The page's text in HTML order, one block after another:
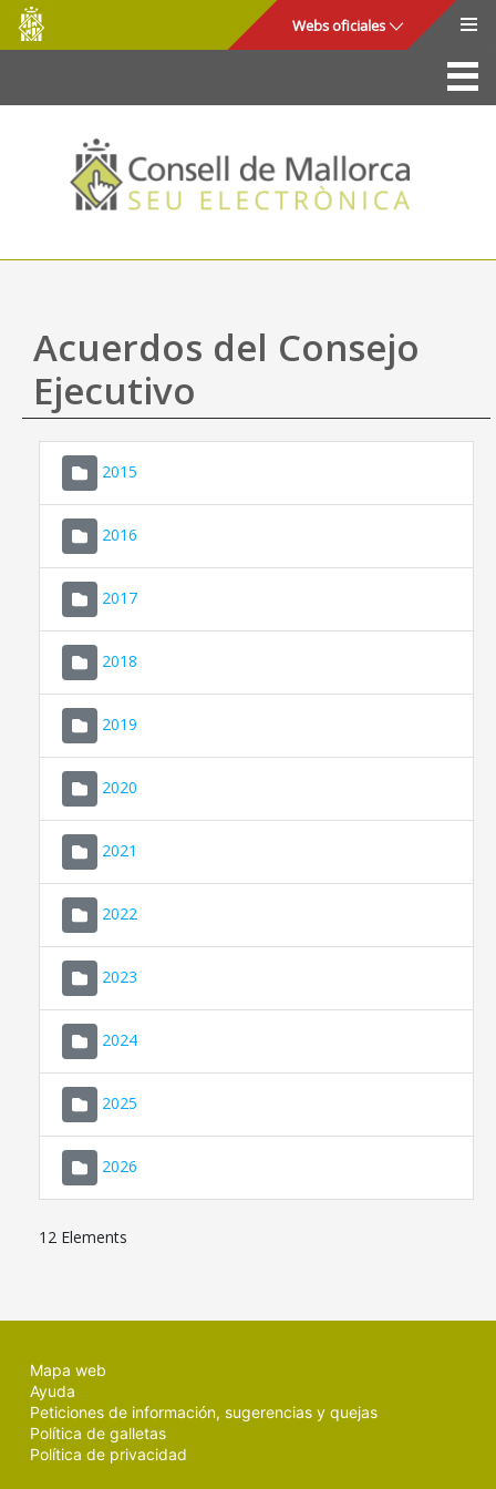
Saltar al contenido principal
Consell
de
Mallorca
Webs oficiales
La Sede
Consejo de Mallorca
Acceso y seguridad
Utilidades
Mapa web
Ayuda
Acuerdos del Consejo
Ejecutivo
2015
2016
2017
2018
2019
2020
2021
2022
2023
2024
2025
2026
12 Elements
Mapa web
Ayuda
Peticiones de información, sugerencias y quejas
Política de galletas
Política de privacidad